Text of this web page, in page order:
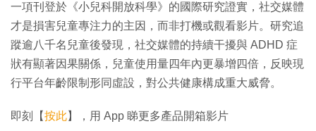
一項刊登於《小兒科開放科學》的國際研究證實，社交媒體
才是損害兒童專注力的主因，而非打機或觀看影片。研究追
蹤逾八千名兒童後發現，社交媒體的持續干擾與 ADHD 症
狀有顯著因果關係，兒童使用量四年內更暴增四倍，反映現
行平台年齡限制形同虛設，對公共健康構成重大威脅。
即刻【按此】，用 App 睇更多產品開箱影片